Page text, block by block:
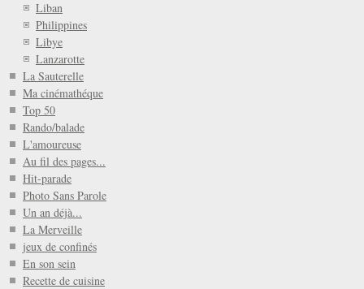
Liban
Philippines
Libye
Lanzarotte
La Sauterelle
Ma cinémathéque
Top 50
Rando/balade
L'amoureuse
Au fil des pages...
Hit-parade
Photo Sans Parole
Un an déjà...
La Merveille
jeux de confinés
En son sein
Recette de cuisine